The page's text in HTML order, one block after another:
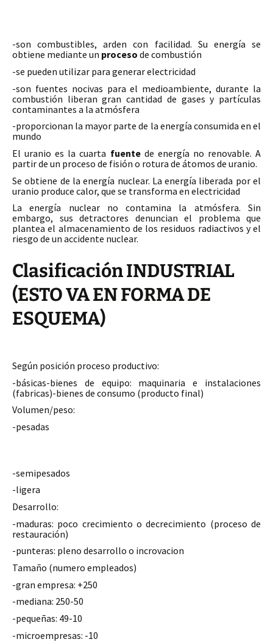
-son combustibles, arden con facilidad. Su energía se
obtiene mediante un proceso de combustión
-se pueden utilizar para generar electricidad
-son fuentes nocivas para el medioambiente, durante la
combustión liberan gran cantidad de gases y partículas
contaminantes a la atmósfera
-proporcionan la mayor parte de la energía consumida en el
mundo
El uranio es la cuarta fuentede energía no renovable. A
partir de un proceso de fisión o rotura de átomos de uranio.
Se obtiene de la energía nuclear. La energía liberada por el
uranio produce calor, que se transforma en electricidad
La energía nuclear no contamina la atmósfera. Sin
embargo, sus detractores denuncian el problema que
plantea el almacenamiento de los residuos radiactivos y el
riesgo de un accidente nuclear.
Clasificación INDUSTRIAL
(ESTO VA EN FORMA DE
ESQUEMA)
Según posición proceso productivo:
-básicas-bienes de equipo: maquinaria e instalaciones
(fabricas)-bienes de consumo (producto final)
Volumen/peso:
-pesadas
-semipesados
-ligera
Desarrollo:
-maduras: poco crecimiento o decrecimiento (proceso de
restauración)
-punteras: pleno desarrollo o incrovacion
Tamaño (numero empleados)
-gran empresa: +250
-mediana: 250-50
-pequeñas: 49-10
-microempresas: -10